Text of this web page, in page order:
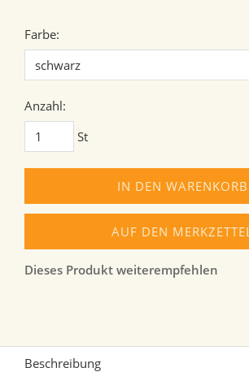
Farbe:
Anzahl:
St
IN DEN WARENKORB
AUF DEN MERKZETTEL
Dieses Produkt weiterempfehlen
Beschreibung